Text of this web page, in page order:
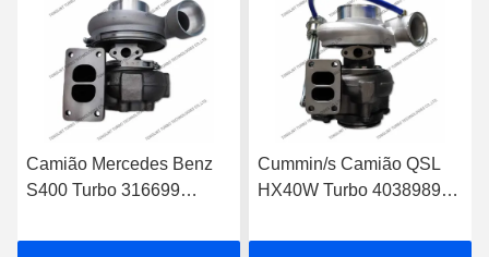
Camião Mercedes Benz
S400 Turbo 316699
0060966699 com camião
Cummin/s Camião QSL
HX40W Turbo 4038989
4046101 4089915 com